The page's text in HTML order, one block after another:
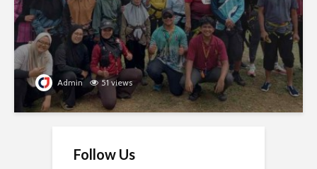
Admin 51 views
Follow Us